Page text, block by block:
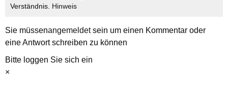
Verständnis. Hinweis
Sie müssenangemeldetsein um einen Kommentar oder
eine Antwort schreiben zu können
Bitte loggen Sie sich ein
×